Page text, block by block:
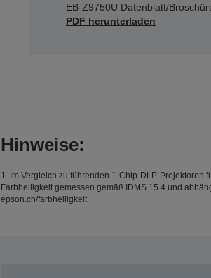
EB-Z9750U Datenblatt/
PDF herunterladen
Hinweise:
1. Im Vergleich zu führenden 1-Chip-DLP-
Farbhelligkeit gemessen gemäß IDMS 15.4 und
epson.ch/farbhelligkeit.